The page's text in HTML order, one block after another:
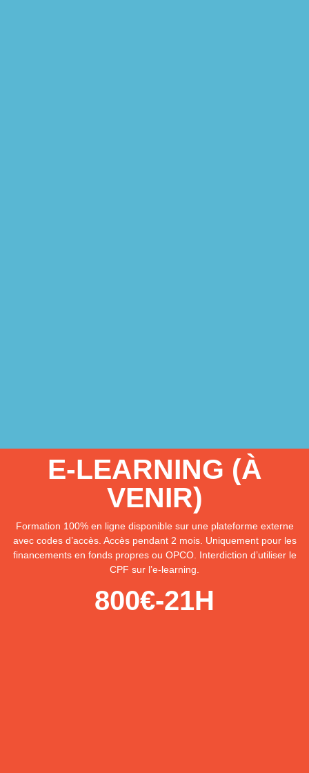
E-LEARNING (À
VENIR)
Formation 100% en ligne disponible sur une plateforme externe
avec codes d’accès. Accès pendant 2 mois. Uniquement pour les
financements en fonds propres ou OPCO. Interdiction d’utiliser le
CPF sur l’e-learning.
800€-21H